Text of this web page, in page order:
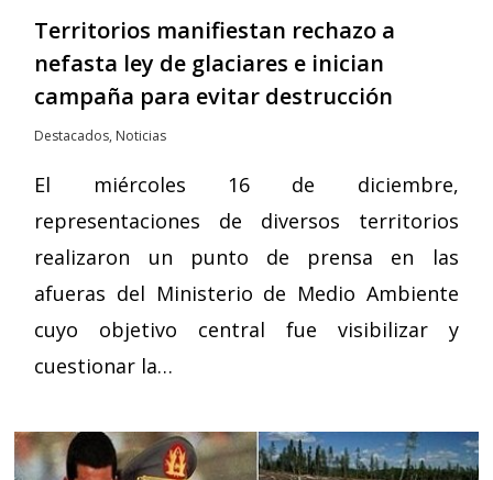
Territorios manifiestan rechazo a
nefasta ley de glaciares e inician
campaña para evitar destrucción
Destacados, Noticias
El miércoles 16 de diciembre,
representaciones de diversos territorios
realizaron un punto de prensa en las
afueras del Ministerio de Medio Ambiente
cuyo objetivo central fue visibilizar y
cuestionar la…